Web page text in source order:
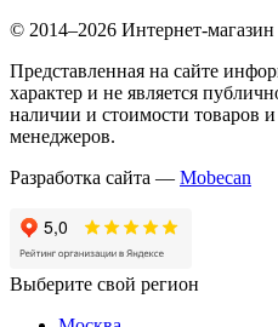
© 2014–2026 Интернет-
Представленная на сайте
характер и не является
наличии и стоимости товаров
менеджеров.
Разработка сайта — Mobecan
Выберите свой регион